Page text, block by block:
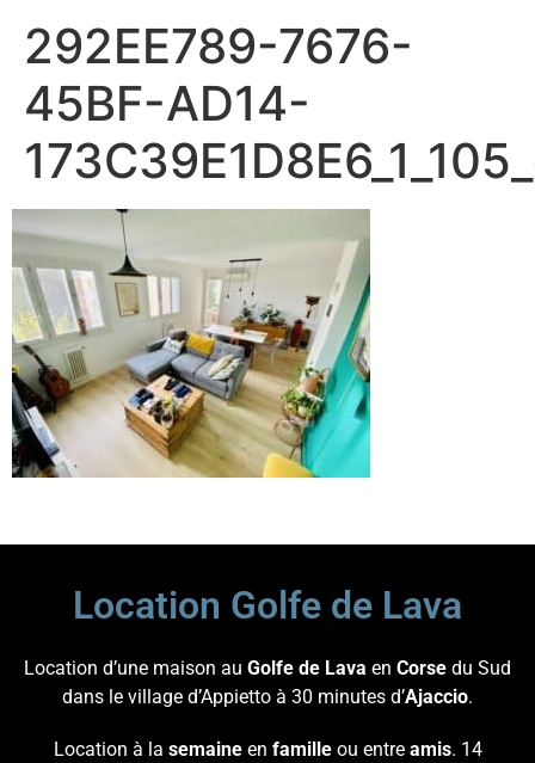
292EE789-7676-
45BF-AD14-
Location Golfe de Lava
Location d’une maison au Golfe de Lava en Corse du Sud
dans le village d’Appietto à 30 minutes d’Ajaccio.
Location à la semaineen familleou entre amis. 14